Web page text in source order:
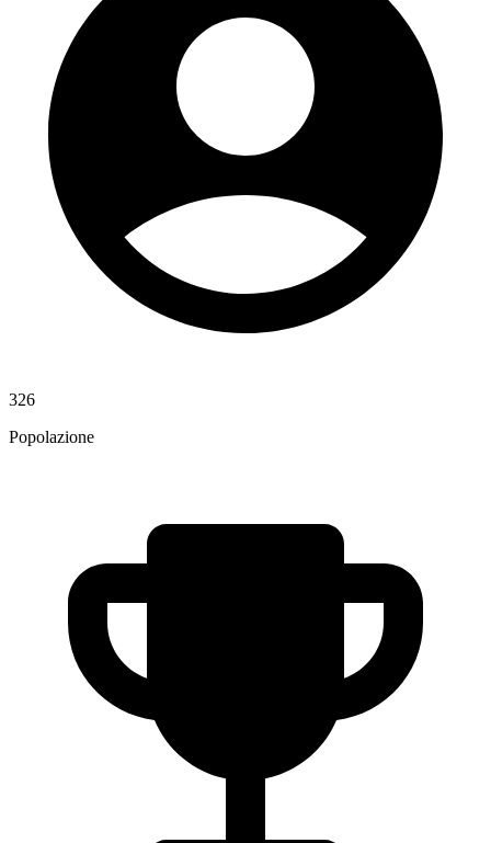
326
Popolazione